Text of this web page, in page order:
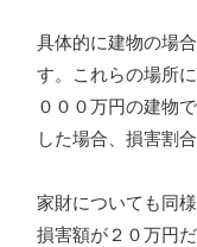
具体的に建物の場
す。これらの場所
０００万円の建物
した場合、損害割
家財についても同様
損害額が２０万円